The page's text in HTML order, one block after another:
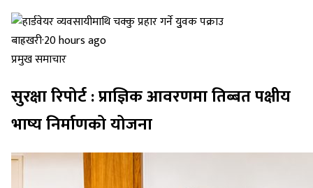
बाह्रखरी·20 hours ago
प्रमुख समाचार
सुरक्षा रिपोर्ट : प्राज्ञिक आवरणमा तिब्बत पक्षीय
भाष्य निर्माणको योजना